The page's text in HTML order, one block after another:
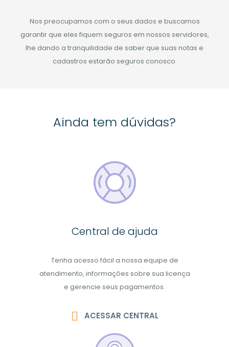
Nos preocupamos com o seus dados e buscamos
garantir que eles fiquem seguros em nossos servidores,
lhe dando a tranquilidade de saber que suas notas e
cadastros estarão seguros conosco.
Ainda tem dúvidas?
Central de ajuda
Tenha acesso fácil a nossa equipe de
atendimento, informações sobre sua licença
e gerencie seus pagamentos.
ACESSAR CENTRAL